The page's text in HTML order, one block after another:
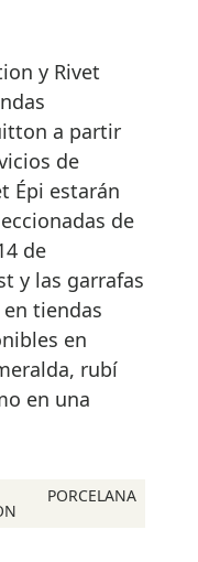
y Rivet
a partir
de
Épi estarán
de
de
y las garrafas
tiendas
en
rubí
en una
PORCELANA